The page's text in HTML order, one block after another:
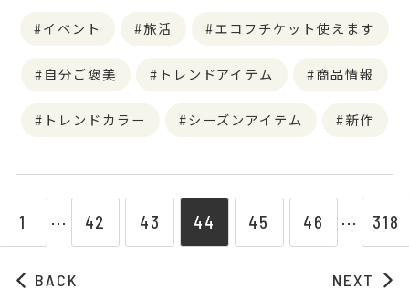
イベント 旅活 エコフチケット使えます
自分ご褒美 トレンドアイテム 商品情報
トレンドカラー シーズンアイテム 新作
BACK
1 ⋯ 42 43 44 45 46 ⋯ 318
NEXT